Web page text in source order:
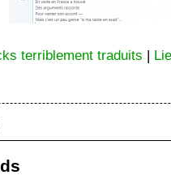
terriblement traduits